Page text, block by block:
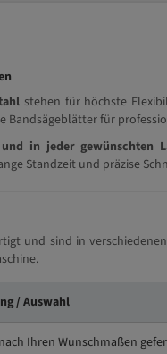
stehen für höchste
Bandsägeblätter für
in jeder gewünschten
Standzeit und präzise
und sind in
/ Auswahl
Ihren Wunschmaßen